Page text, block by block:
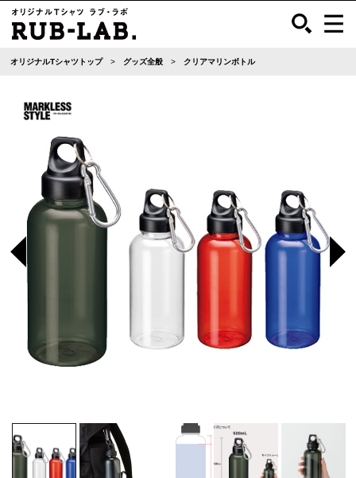
オリジナルTシャツトップ グッズ全般 クリアマリンボトル